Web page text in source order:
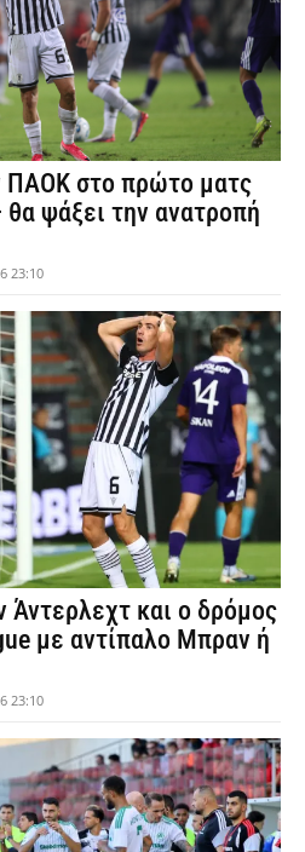
ΠΑΟΚ στο πρώτο ματς
ψάξει την ανατροπή
23:10
και ο δρόμος
με αντίπαλο Μπραν ή
23:10